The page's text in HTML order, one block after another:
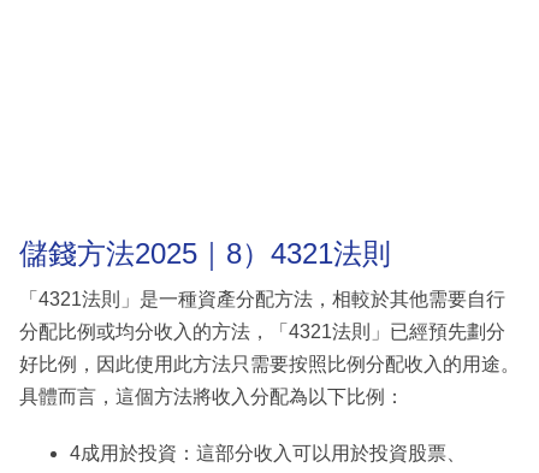
儲錢方法2025｜8）4321法則
「4321法則」是一種資產分配方法，相較於其他需要自行
分配比例或均分收入的方法，「4321法則」已經預先劃分
好比例，因此使用此方法只需要按照比例分配收入的用途。
具體而言，這個方法將收入分配為以下比例：
4成用於投資：這部分收入可以用於投資股票、